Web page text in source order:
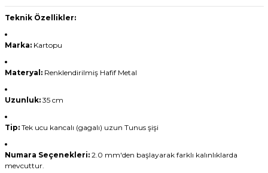
Teknik Özellikler:
Marka:Kartopu
Materyal:Renklendirilmiş Hafif Metal
Uzunluk:35 cm
Tip:Tek ucu kancalı (gagalı) uzun Tunus şişi
Numara Seçenekleri:2.0 mm'den başlayarak farklı kalınlıklarda
mevcuttur.